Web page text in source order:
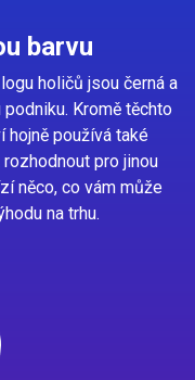
barvu
holičů jsou černá a
Kromě těchto
používá také
pro jinou
něco, co vám může
na trhu.